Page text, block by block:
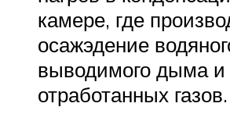
камере, где
осажэдение
выводимого дыма и
отработанных газов.